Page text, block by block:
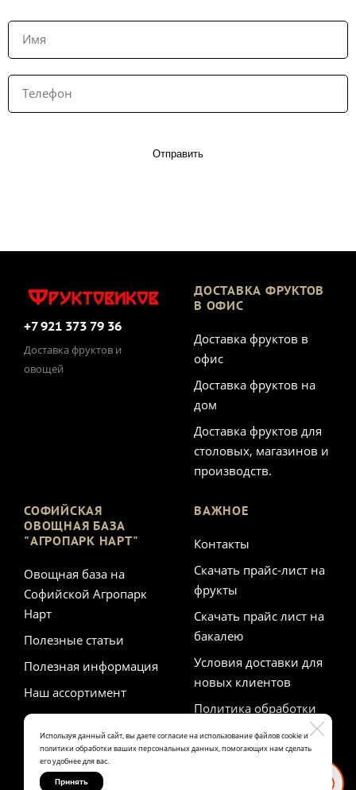
Используя данный сайт, вы даете согласие на использование файлов cookie и
политики обработки ваших персональных данных, помогающих нам сделать
его удобнее для вас.
Принять
Отправить
+7 921 373 79 36
Доставка фруктов и
овощей
ДОСТАВКА ФРУКТОВ
В ОФИС
Доставка фруктов в
офис
Доставка фруктов на
дом
Доставка фруктов для
столовых, магазинов и
производств.
СОФИЙСКАЯ
ОВОЩНАЯ БАЗА
"АГРОПАРК НАРТ"
Овощная база на
Софийской Агропарк
Нарт
Полезные статьи
Полезная информация
Наш ассортимент
ВАЖНОЕ
Контакты
Скачать прайс-лист на
фрукты
Скачать прайс лист на
бакалею
Условия доставки для
новых клиентов
Политика обработки
персональных данных